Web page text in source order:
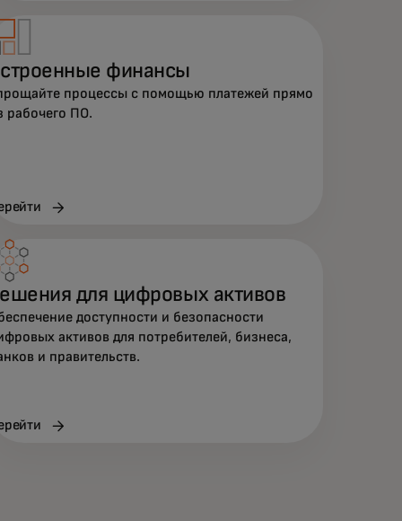
финансы
процессы с помощью платежей прямо
рабочего ПО.
для цифровых активов
доступности и безопасности
активов для потребителей, бизнеса,
и правительств.